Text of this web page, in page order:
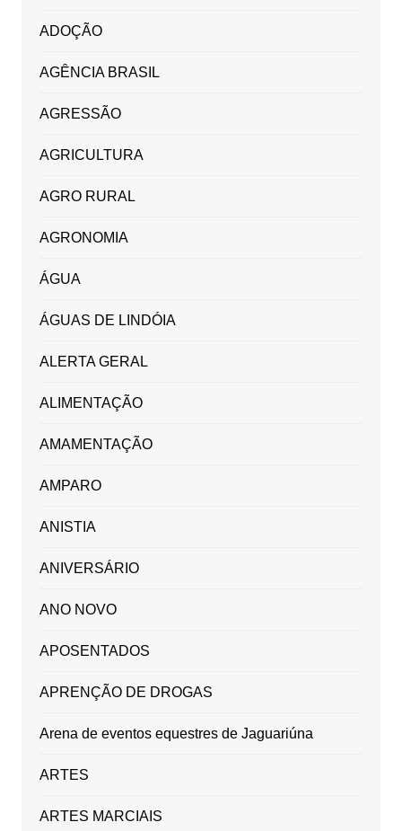
ADOÇÃO
AGÊNCIA BRASIL
AGRESSÃO
AGRICULTURA
AGRO RURAL
AGRONOMIA
ÁGUA
ÁGUAS DE LINDÓIA
ALERTA GERAL
ALIMENTAÇÃO
AMAMENTAÇÃO
AMPARO
ANISTIA
ANIVERSÁRIO
ANO NOVO
APOSENTADOS
APRENÇÃO DE DROGAS
Arena de eventos equestres de Jaguariúna
ARTES
ARTES MARCIAIS